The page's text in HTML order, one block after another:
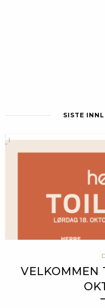
SISTE
VELKOMMEN